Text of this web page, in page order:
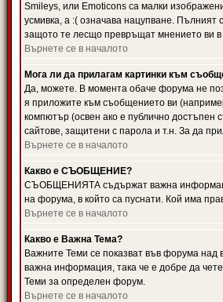
Smileys, или Emoticons са малки
усмивка, а :( означава нацупване. Пълният
защото те лесщо превръщат мнението ви
Върнете се в началото
Мога ли да прилагам картинки към
Да, можете. В момента обаче форума не
я приложите към съобщението ви
компютър (освен ако е публично
сайтове, защитени с парола и т.н. За да
Върнете се в началото
Какво е СЪОБЩЕНИЕ?
СЪОБЩЕНИЯТА съдържат важна
на форума, в който са пуснати. Кой има
Върнете се в началото
Какво е Важна Тема?
Важните Теми се показват във форума
важна информация, така че е добре да
Теми за определен форум.
Върнете се в началото